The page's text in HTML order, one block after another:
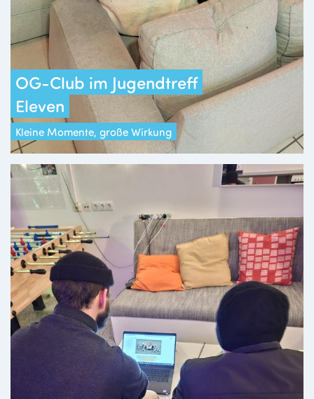
OG-Club im Jugendtreff
Eleven
Kleine Momente, große Wirkung